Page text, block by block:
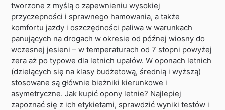
tworzone z myślą o zapewnieniu wysokiej
przyczepności i sprawnego hamowania, a także
komfortu jazdy i oszczędności paliwa w warunkach
panujących na drogach w okresie od późnej wiosny do
wczesnej jesieni – w temperaturach od 7 stopni powyżej
zera aż po typowe dla letnich upałów. W oponach letnich
(dzielących się na klasy budżetową, średnią i wyższą)
stosowane są głównie bieżniki kierunkowe i
asymetryczne. Jak kupić opony letnie? Najlepiej
zapoznać się z ich etykietami, sprawdzić wyniki testów i